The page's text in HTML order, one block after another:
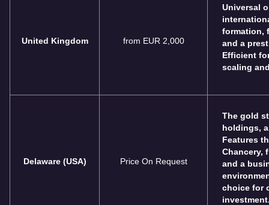
United Kingdom from EUR 2,000
Universal
formation,
and a
Efficient
scaling
Delaware (USA) Price On Request
The gold
holdings,
Features
Chancery,
and a
choice for